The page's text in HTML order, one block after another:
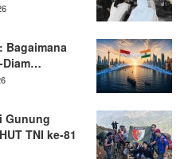
Bagaimana
Diam…
Gunung
TNI ke-81